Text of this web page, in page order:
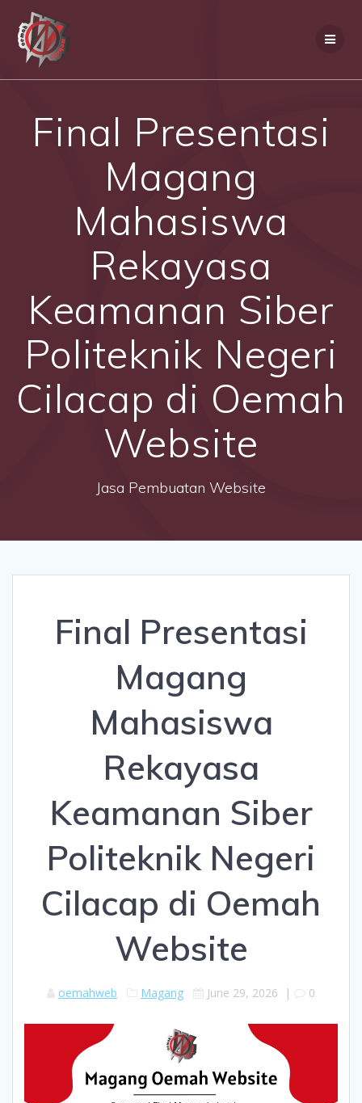
Final Presentasi
Magang
Mahasiswa
Rekayasa
Keamanan Siber
Politeknik Negeri
Cilacap di Oemah
Website
Jasa Pembuatan Website
Final Presentasi
Magang
Mahasiswa
Rekayasa
Keamanan Siber
Politeknik Negeri
Cilacap di Oemah
Website
oemahweb Magang June 29, 2026 | 0